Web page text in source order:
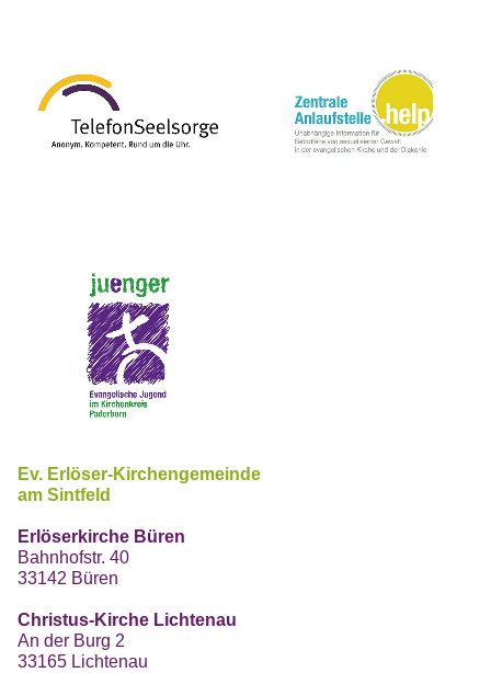
Ev. Erlöser-Kirchengemeinde
am Sintfeld
Erlöserkirche Büren
Bahnhofstr. 40
33142 Büren
Christus-Kirche Lichtenau
An der Burg 2
33165 Lichtenau